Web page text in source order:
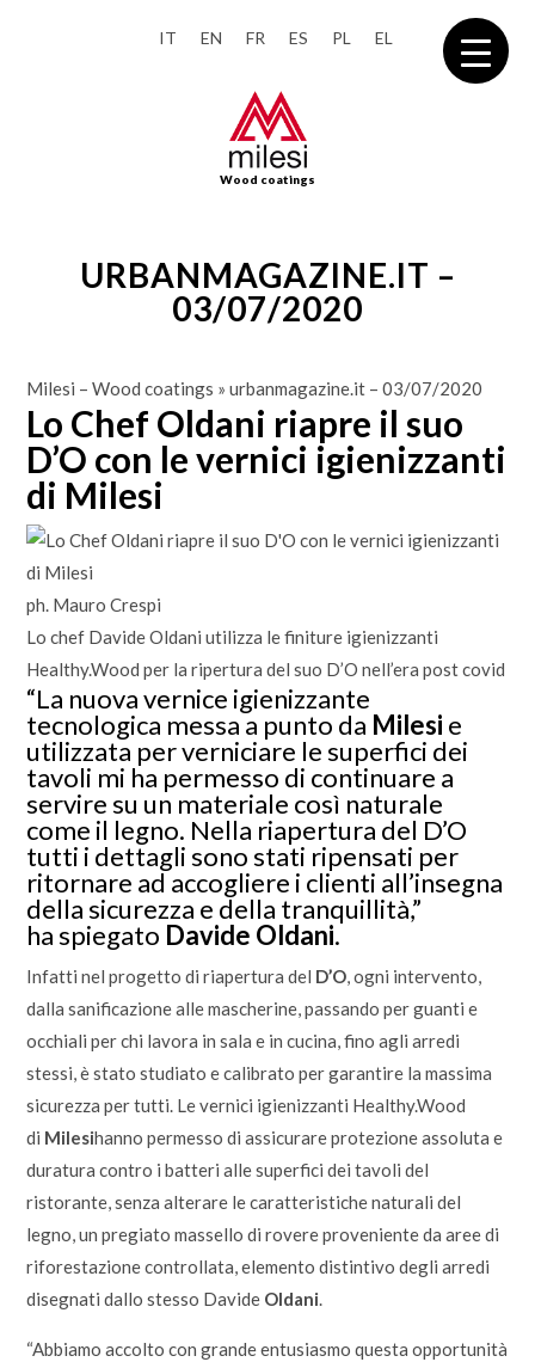
IT EN FR ES PL EL
Wood coatings
URBANMAGAZINE.IT –
03/07/2020
Milesi – Wood coatings »urbanmagazine.it – 03/07/2020
Lo Chef Oldani riapre il suo
D’O con le vernici igienizzanti
di Milesi
ph. Mauro Crespi
Lo chef Davide Oldani utilizza le finiture igienizzanti
Healthy.Wood per la ripertura del suo D’O nell’era post covid
“La nuova vernice igienizzante
tecnologica messa a punto da Milesi e
utilizzata per verniciare le superfici dei
tavoli mi ha permesso di continuare a
servire su un materiale così naturale
come il legno. Nella riapertura del D’O
tutti i dettagli sono stati ripensati per
ritornare ad accogliere i clienti all’insegna
della sicurezza e della tranquillità,”
ha spiegato Davide Oldani.
Infatti nel progetto di riapertura del D’O, ogni intervento,
dalla sanificazione alle mascherine, passando per guanti e
occhiali per chi lavora in sala e in cucina, fino agli arredi
stessi, è stato studiato e calibrato per garantire la massima
sicurezza per tutti. Le vernici igienizzanti Healthy.Wood
di Milesihanno permesso di assicurare protezione assoluta e
duratura contro i batteri alle superfici dei tavoli del
ristorante, senza alterare le caratteristiche naturali del
legno, un pregiato massello di rovere proveniente da aree di
riforestazione controllata, elemento distintivo degli arredi
disegnati dallo stesso Davide Oldani.
“Abbiamo accolto con grande entusiasmo questa opportunità